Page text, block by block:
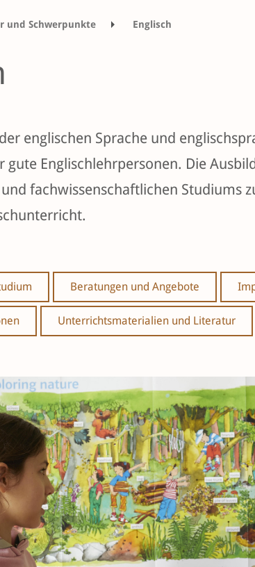
und Schwerpunkte Englisch
englischen Sprache und
gute Englischlehrpersonen. Die
fachwissenschaftlichen Studiums
Beratungen und Angebote
Unterrichtsmaterialien und Literatur